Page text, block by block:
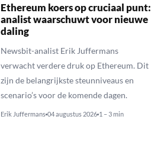
Ethereum koers op cruciaal punt:
analist waarschuwt voor nieuwe
daling
Newsbit-analist Erik Juffermans
verwacht verdere druk op Ethereum. Dit
zijn de belangrijkste steunniveaus en
scenario’s voor de komende dagen.
Erik Juffermans 04 augustus 2026 1 – 3 min